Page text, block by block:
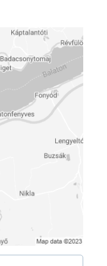
vágynak,
játéksorán
egy
lévő,
több, mint 20
kacskaringós
talpuk alatt
talajt. Sőt!!! Nem
is! A
számára
anyagok
nem elég csak